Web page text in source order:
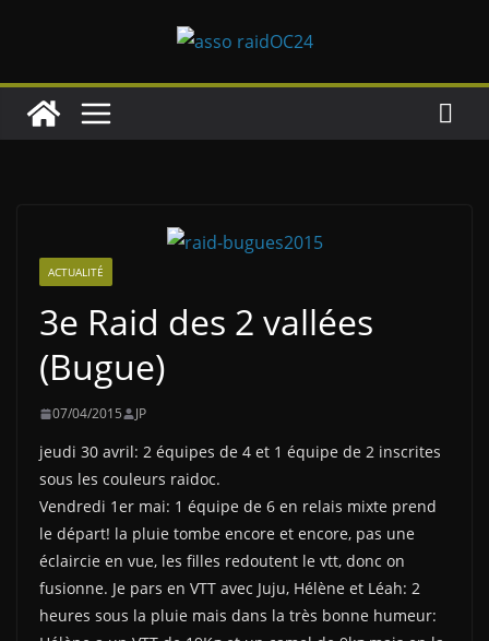
ACTUALITÉ
3e Raid des 2 vallées
(Bugue)
07/04/2015 JP
jeudi 30 avril: 2 équipes de 4 et 1 équipe de 2 inscrites
sous les couleurs raidoc.
Vendredi 1er mai: 1 équipe de 6 en relais mixte prend
le départ! la pluie tombe encore et encore, pas une
éclaircie en vue, les filles redoutent le vtt, donc on
fusionne. Je pars en VTT avec Juju, Hélène et Léah: 2
heures sous la pluie mais dans la très bonne humeur: